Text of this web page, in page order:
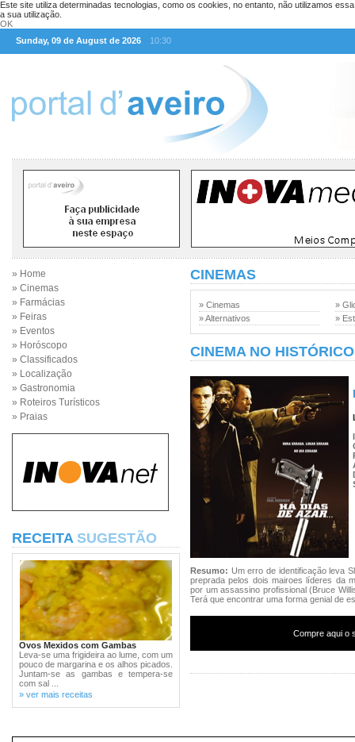
Este site utiliza determinadas tecnologias, como os cookies, no entanto, não utilizamos
a sua utilização.
OK
Sunday, 09 de August de 2026
10:30
» Home
» Cinemas
» Farmácias
» Feiras
» Eventos
» Horóscopo
» Classificados
» Localização
» Gastronomia
» Roteiros Turísticos
» Praias
RECEITA SUGESTÃO
Ovos Mexidos com Gambas
Leva-se uma frigideira ao lume, com um
pouco de margarina e os alhos picados.
Juntam-se as gambas e tempera-se
com sal ...
» ver mais receitas
CINEMAS
» Cinemas
» Alternativos
»
»
CINEMA NO HISTÓRICO
Resumo: Um erro de identificação leva
preprada pelos dois mairoes líderes da
por um assassino profissional (Bruce
Terá que encontrar uma forma genial de
Compre aqui o